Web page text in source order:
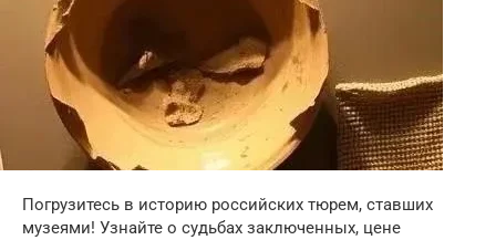
Погрузитесь в историю российских тюрем, ставших
музеями! Узнайте о судьбах заключенных, цене